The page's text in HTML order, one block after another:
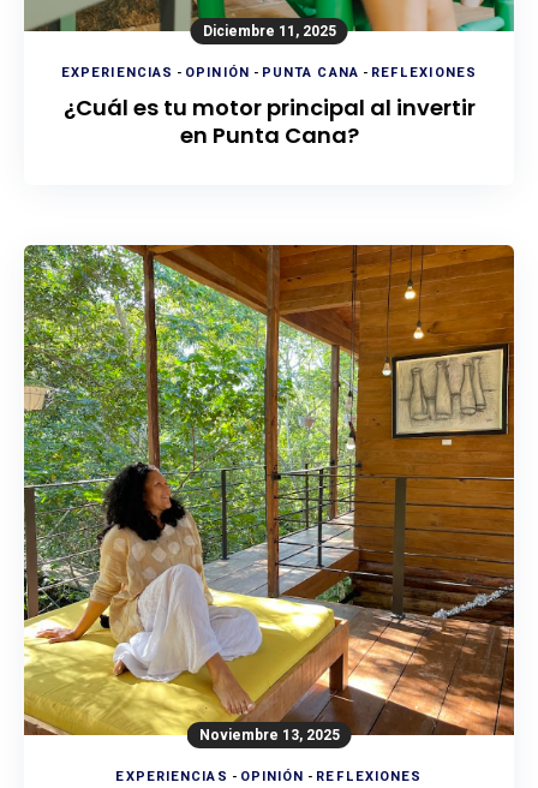
Diciembre 11, 2025
EXPERIENCIAS - OPINIÓN - PUNTA CANA - REFLEXIONES
¿Cuál es tu motor principal al invertir
en Punta Cana?
Noviembre 13, 2025
EXPERIENCIAS - OPINIÓN - REFLEXIONES